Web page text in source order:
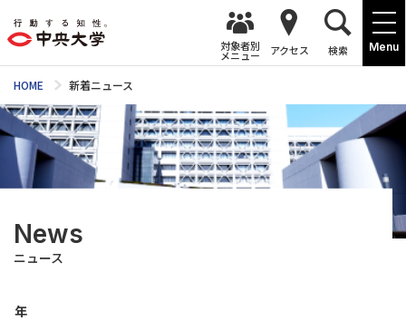
Menu
対象者別
メニュー アクセス 検索
HOME 新着ニュース
News
ニュース
年